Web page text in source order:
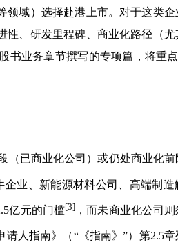
域）选择赴港上市。对于这类
、研发里程碑、商业化路径（
书业务章节撰写的专项篇，将重
（已商业化公司）或仍处商业化
企业、新能源材料公司、高端制
亿元的门槛[3] ，而未商业化公司
人指南》（“《指南》”）第2.5